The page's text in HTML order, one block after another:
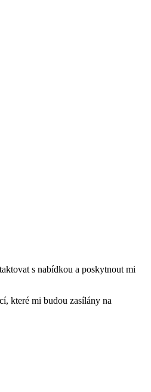
s nabídkou a poskytnout mi
které mi budou zasílány na